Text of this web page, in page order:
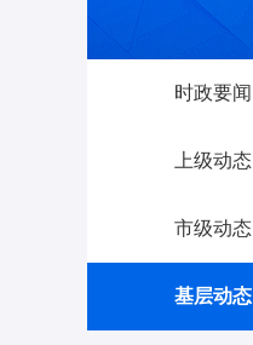
时政要闻
上级动态
市级动态
基层动态